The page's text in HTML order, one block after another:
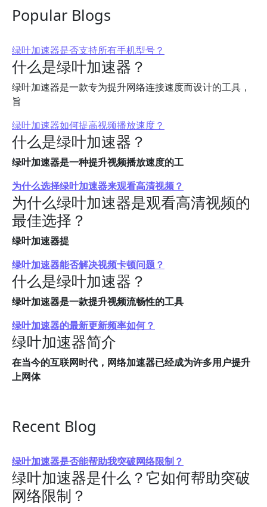
Popular Blogs
绿叶加速器是否支持所有手机型号？
什么是绿叶加速器？
绿叶加速器是一款专为提升网络连接速度而设计的工具，
旨
绿叶加速器如何提高视频播放速度？
什么是绿叶加速器？
绿叶加速器是一种提升视频播放速度的工
为什么选择绿叶加速器来观看高清视频？
为什么绿叶加速器是观看高清视频的
最佳选择？
绿叶加速器提
绿叶加速器能否解决视频卡顿问题？
什么是绿叶加速器？
绿叶加速器是一款提升视频流畅性的工具
绿叶加速器的最新更新频率如何？
绿叶加速器简介
在当今的互联网时代，网络加速器已经成为许多用户提升
上网体
Recent Blog
绿叶加速器是否能帮助我突破网络限制？
绿叶加速器是什么？它如何帮助突破
网络限制？